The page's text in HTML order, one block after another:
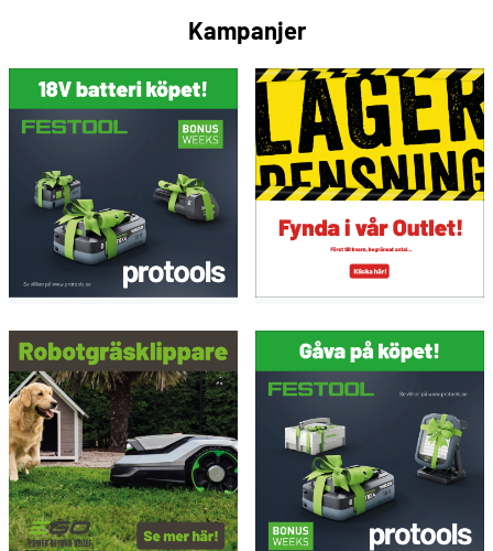
--> Mer information
Kampanjer